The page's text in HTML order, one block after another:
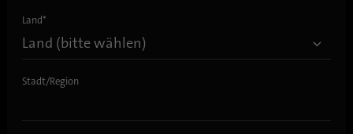
Land*
Stadt/Region